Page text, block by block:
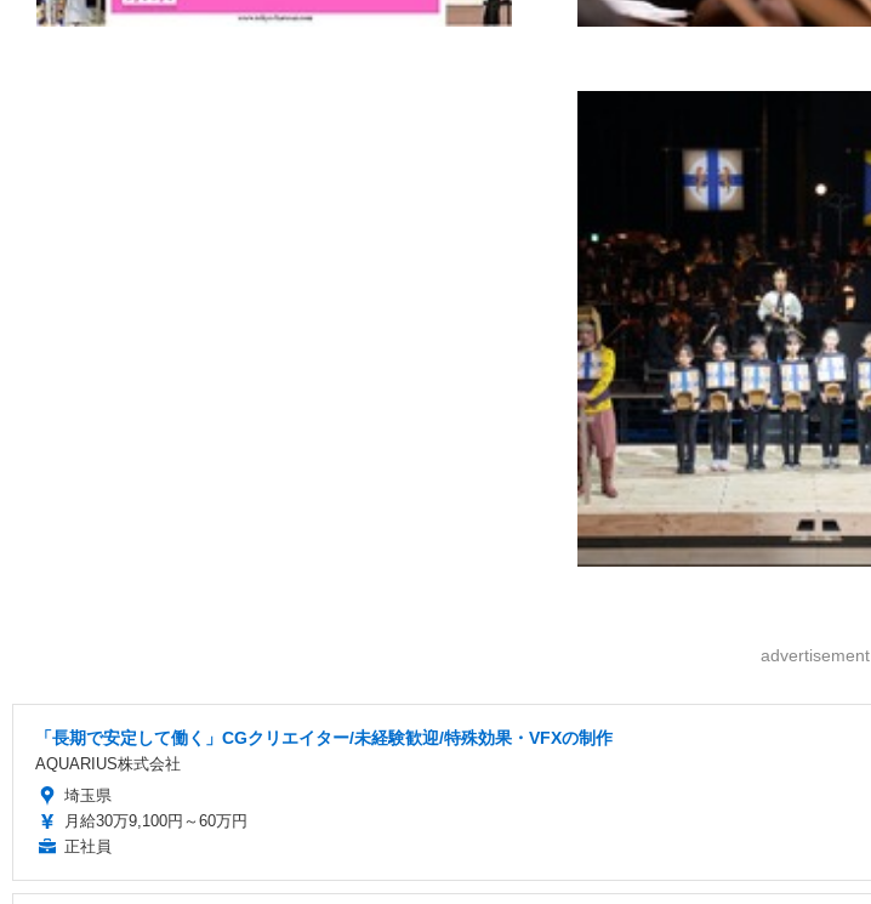
advertisement
「長期で安定して働く」CGクリエイター/未経験歓迎/特殊効果・VFXの制作
AQUARIUS株式会社
埼玉県
月給30万9,100円～60万円
正社員